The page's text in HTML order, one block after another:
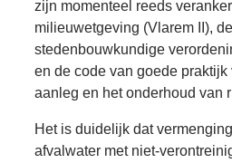
zijn momenteel reeds
milieuwetgeving (Vlarem II),
stedenbouwkundige
en de code van goede praktijk
aanleg en het onderhoud van
Het is duidelijk dat
afvalwater met niet-